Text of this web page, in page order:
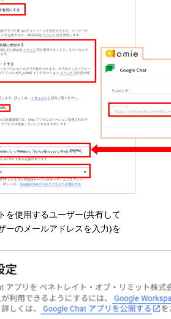
を使用するユーザー(共有して
ーのメールアドレスを入力)を